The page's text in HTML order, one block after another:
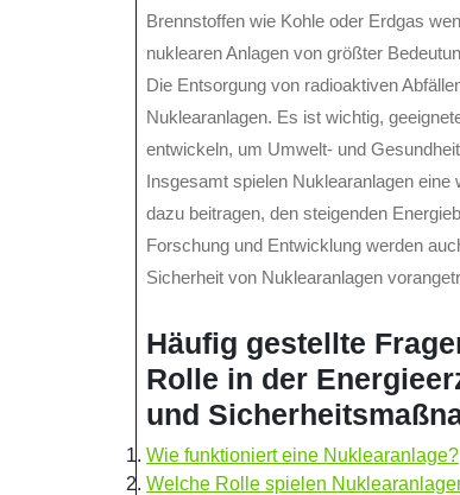
Brennstoffen wie Kohle oder Erdgas
nuklearen Anlagen von größter
Die Entsorgung von radioaktiven
Nuklearanlagen. Es ist wichtig,
entwickeln, um Umwelt- und
Insgesamt spielen Nuklearanlagen
dazu beitragen, den steigenden
Forschung und Entwicklung werden
Sicherheit von Nuklearanlagen
Häufig gestellte
Rolle in der
und
Wie funktioniert eine Nuklearanlage?
Welche Rolle spielen